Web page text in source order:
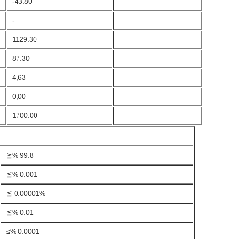
-
1129.30
87.30
4,63
0,00
1700.00
≧% 99.8
≦% 0.001
≦ 0.00001%
≦% 0.01
≤% 0.0001